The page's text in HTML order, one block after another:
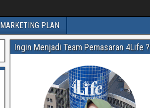
MARKETING PLAN
Ingin Menjadi Team Pemasaran 4Life ?